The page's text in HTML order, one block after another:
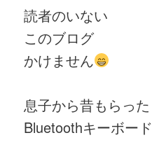
読者のいない
このブログ
かけません
息子から昔もらった
Bluetoothキーボード